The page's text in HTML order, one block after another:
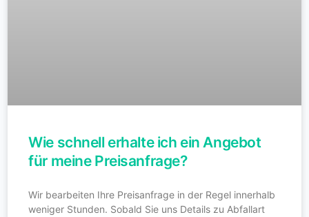
Wie schnell erhalte ich ein Angebot
für meine Preisanfrage?
Wir bearbeiten Ihre Preisanfrage in der Regel innerhalb
weniger Stunden. Sobald Sie uns Details zu Abfallart